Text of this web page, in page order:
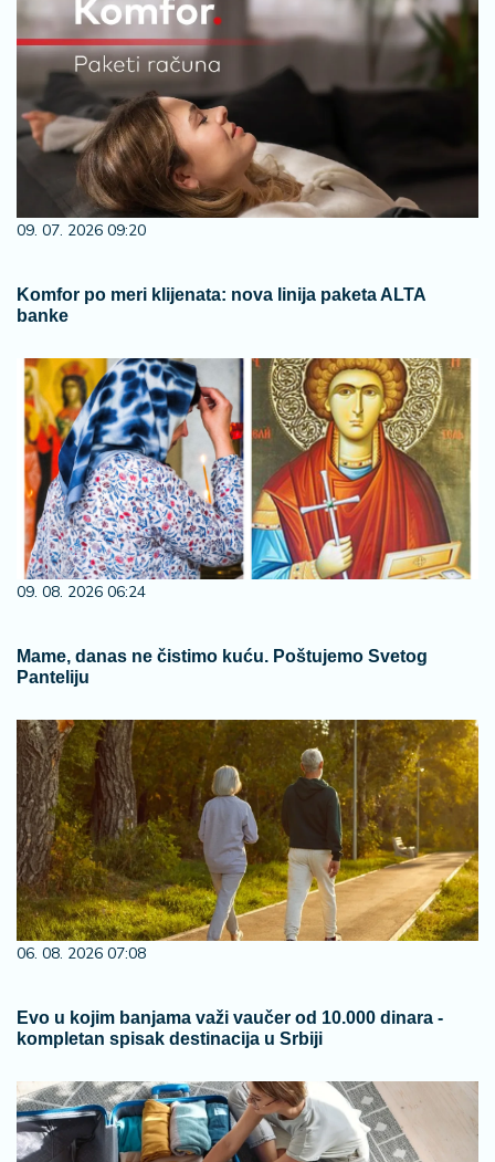
09. 07. 2026 09:20
Komfor po meri klijenata: nova linija paketa ALTA
banke
09. 08. 2026 06:24
Mame, danas ne čistimo kuću. Poštujemo Svetog
Panteliju
06. 08. 2026 07:08
Evo u kojim banjama važi vaučer od 10.000 dinara -
kompletan spisak destinacija u Srbiji